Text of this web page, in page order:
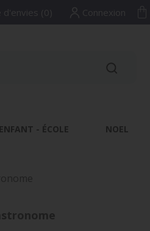
d'envies ( 0) Connexion
ENFANT - ÉCOLE NOEL